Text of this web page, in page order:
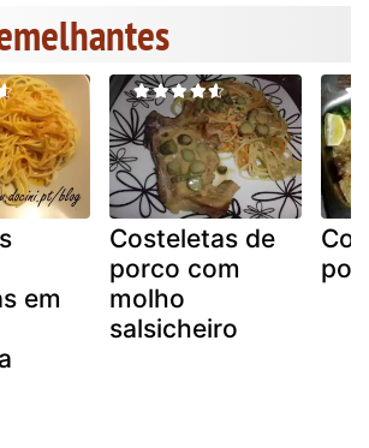
em
Costeletas de
porco com
molho
salsicheiro